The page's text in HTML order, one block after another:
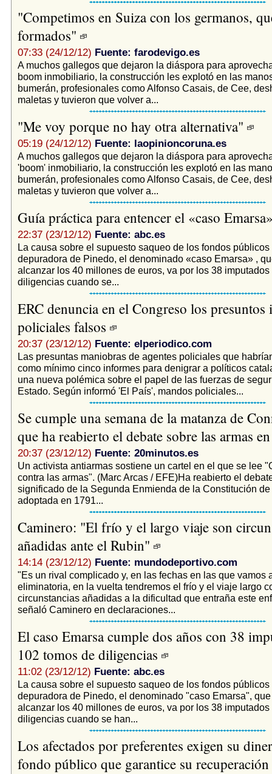
"Competimos en Suiza con los germanos,
formados"
07:33 (24/12/12) Fuente: farodevigo.es
A muchos gallegos que dejaron la diáspora para
boom inmobiliario, la construcción les explotó en las
bumerán, profesionales como Alfonso Casais, de Cee,
maletas y tuvieron que volver a...
"Me voy porque no hay otra alternativa"
05:19 (24/12/12) Fuente: laopinioncoruna.es
A muchos gallegos que dejaron la diáspora para
'boom' inmobiliario, la construcción les explotó en las
bumerán, profesionales como Alfonso Casais, de Cee,
maletas y tuvieron que volver a...
Guía práctica para entencer el «caso
22:37 (23/12/12) Fuente: abc.es
La causa sobre el supuesto saqueo de los fondos públicos
depuradora de Pinedo, el denominado «caso Emarsa» ,
alcanzar los 40 millones de euros, va por los 38 imputados
diligencias cuando se...
ERC denuncia en el Congreso los presuntos
policiales falsos
20:37 (23/12/12) Fuente: elperiodico.com
Las presuntas maniobras de agentes policiales que
como mínimo cinco informes para denigrar a políticos
una nueva polémica sobre el papel de las fuerzas de
Estado. Según informó 'El País', mandos policiales...
Se cumple una semana de la matanza de
que ha reabierto el debate sobre las armas
20:37 (23/12/12) Fuente: 20minutos.es
Un activista antiarmas sostiene un cartel en el que se lee
contra las armas". (Marc Arcas / EFE)Ha reabierto el
significado de la Segunda Enmienda de la Constitución
adoptada en 1791...
Caminero: "El frío y el largo viaje son
añadidas ante el Rubin"
14:14 (23/12/12) Fuente: mundodeportivo.com
"Es un rival complicado y, en las fechas en las que vamos
eliminatoria, en la vuelta tendremos el frío y el viaje largo
circunstancias añadidas a la dificultad que entraña este
señaló Caminero en declaraciones...
El caso Emarsa cumple dos años con 38
102 tomos de diligencias
11:02 (23/12/12) Fuente: abc.es
La causa sobre el supuesto saqueo de los fondos públicos
depuradora de Pinedo, el denominado "caso Emarsa",
alcanzar los 40 millones de euros, va por los 38 imputados
diligencias cuando se han...
Los afectados por preferentes exigen su
fondo público que garantice su recuperación